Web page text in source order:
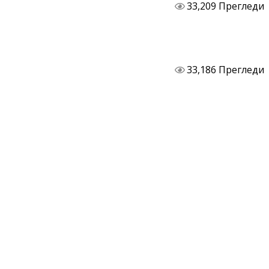
33,209 Прегледи
33,186 Прегледи